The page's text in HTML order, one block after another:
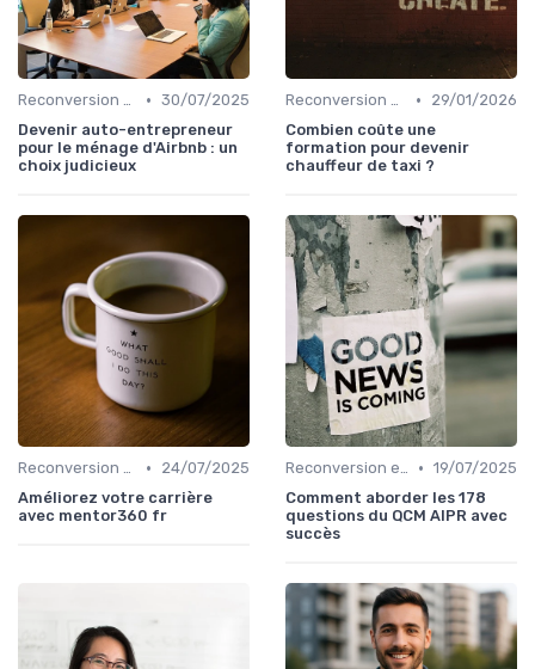
Reconversion et Montée en Compétences • 30/07/2025
Devenir auto-entrepreneur
pour le ménage d'Airbnb : un
choix judicieux
Reconversion et Montée en Compétences •
29/01/2026
Combien coûte une
formation pour devenir
chauffeur de taxi ?
Reconversion et Montée en Compétences •
24/07/2025
Améliorez votre carrière
avec mentor360 fr
Reconversion et Montée en Compétences • 19/07/2025
Comment aborder les 178
questions du QCM AIPR avec
succès